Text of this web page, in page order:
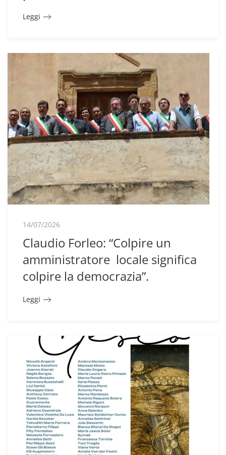
Leggi
14/07/2026
Claudio Forleo: “Colpire un
amministratore locale significa
colpire la democrazia”.
Leggi